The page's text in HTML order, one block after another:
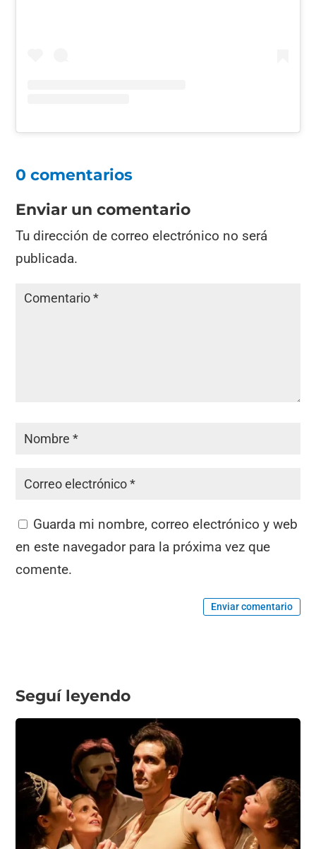
0 comentarios
Enviar un comentario
Tu dirección de correo electrónico no será
publicada.
Guarda mi nombre, correo electrónico y web
en este navegador para la próxima vez que
comente.
Enviar comentario
Seguí leyendo